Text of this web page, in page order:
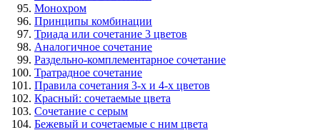
Монохром
Принципы комбинации
Триада или сочетание 3 цветов
Аналогичное сочетание
Раздельно-комплементарное сочетание
Тратрадное сочетание
Правила сочетания 3-х и 4-х цветов
Красный: сочетаемые цвета
Сочетание с серым
Бежевый и сочетаемые с ним цвета